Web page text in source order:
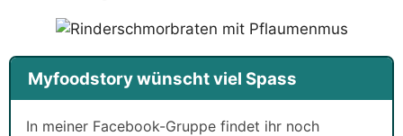
Myfoodstory wünscht viel Spass
In meiner Facebook-Gruppe findet ihr noch